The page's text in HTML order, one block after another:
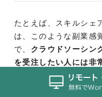
たとえば、スキルシェ
は、このような副業感
で、 クラウドソーシン
を受注したい人には非
Workshipで実務経験